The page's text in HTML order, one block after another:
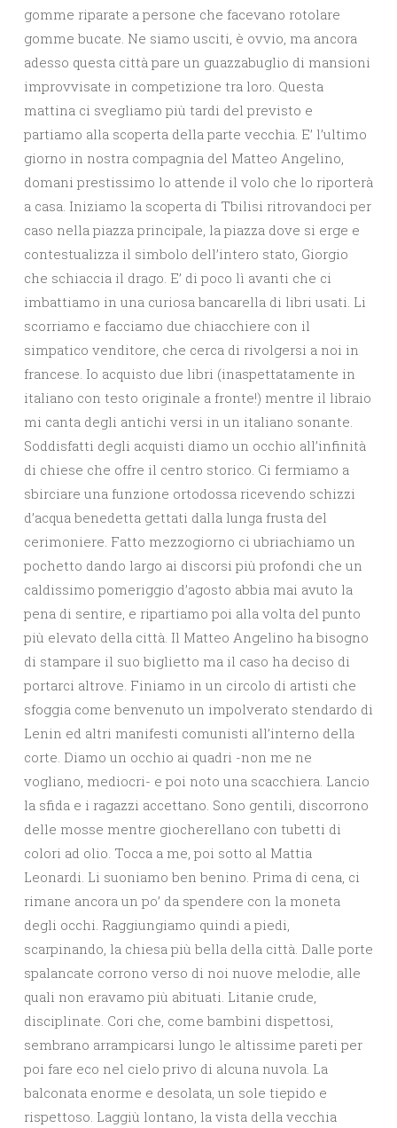
gomme riparate a persone che facevano rotolare
gomme bucate. Ne siamo usciti, è ovvio, ma ancora
adesso questa città pare un guazzabuglio di mansioni
improvvisate in competizione tra loro. Questa
mattina ci svegliamo più tardi del previsto e
partiamo alla scoperta della parte vecchia. E’ l’ultimo
giorno in nostra compagnia del Matteo Angelino,
domani prestissimo lo attende il volo che lo riporterà
a casa. Iniziamo la scoperta di Tbilisi ritrovandoci per
caso nella piazza principale, la piazza dove si erge e
contestualizza il simbolo dell’intero stato, Giorgio
che schiaccia il drago. E’ di poco lì avanti che ci
imbattiamo in una curiosa bancarella di libri usati. Li
scorriamo e facciamo due chiacchiere con il
simpatico venditore, che cerca di rivolgersi a noi in
francese. Io acquisto due libri (inaspettatamente in
italiano con testo originale a fronte!) mentre il libraio
mi canta degli antichi versi in un italiano sonante.
Soddisfatti degli acquisti diamo un occhio all’infinità
di chiese che offre il centro storico. Ci fermiamo a
sbirciare una funzione ortodossa ricevendo schizzi
d’acqua benedetta gettati dalla lunga frusta del
cerimoniere. Fatto mezzogiorno ci ubriachiamo un
pochetto dando largo ai discorsi più profondi che un
caldissimo pomeriggio d’agosto abbia mai avuto la
pena di sentire, e ripartiamo poi alla volta del punto
più elevato della città. Il Matteo Angelino ha bisogno
di stampare il suo biglietto ma il caso ha deciso di
portarci altrove. Finiamo in un circolo di artisti che
sfoggia come benvenuto un impolverato stendardo di
Lenin ed altri manifesti comunisti all’interno della
corte. Diamo un occhio ai quadri -non me ne
vogliano, mediocri- e poi noto una scacchiera. Lancio
la sfida e i ragazzi accettano. Sono gentili, discorrono
delle mosse mentre giocherellano con tubetti di
colori ad olio. Tocca a me, poi sotto al Mattia
Leonardi. Li suoniamo ben benino. Prima di cena, ci
rimane ancora un po’ da spendere con la moneta
degli occhi. Raggiungiamo quindi a piedi,
scarpinando, la chiesa più bella della città. Dalle porte
spalancate corrono verso di noi nuove melodie, alle
quali non eravamo più abituati. Litanie crude,
disciplinate. Cori che, come bambini dispettosi,
sembrano arrampicarsi lungo le altissime pareti per
poi fare eco nel cielo privo di alcuna nuvola. La
balconata enorme e desolata, un sole tiepido e
rispettoso. Laggiù lontano, la vista della vecchia